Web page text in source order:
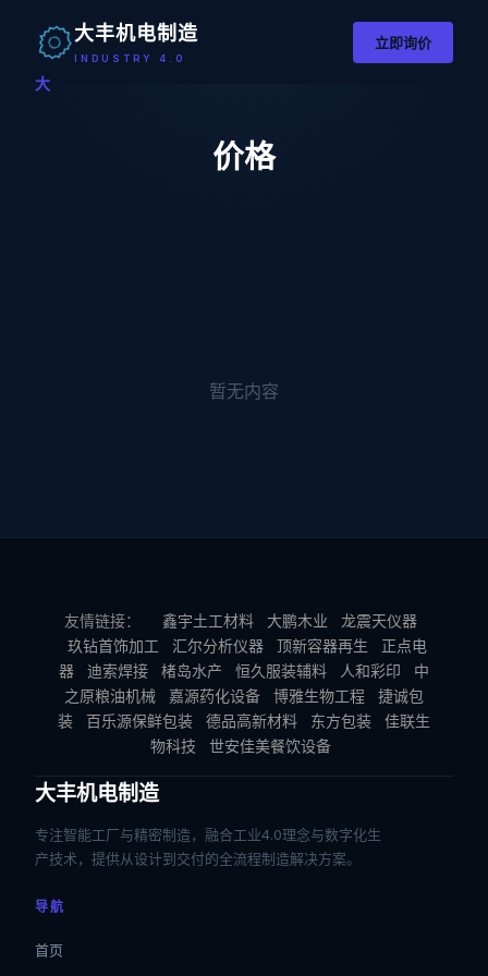
大
大丰机电制造
INDUSTRY 4.0
立即询价
价格
暂无内容
友情链接： 鑫宇土工材料 大鹏木业
龙震天仪器
玖钻首饰加工
汇尔分析仪器 顶新容器再生
正点电
器
迪索焊接 楮岛水产 恒久服装辅料 人和彩印
中
之原粮油机械
嘉源药化设备 博雅生物工程
捷诚包
装
百乐源保鲜包装 德品高新材料 东方包装
佳联生
物科技
世安佳美餐饮设备
大丰机电制造
专注智能工厂与精密制造，融合工业4.0理念与数字化生
产技术，提供从设计到交付的全流程制造解决方案。
导航
首页